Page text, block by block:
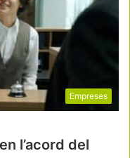
Empreses
l’acord del